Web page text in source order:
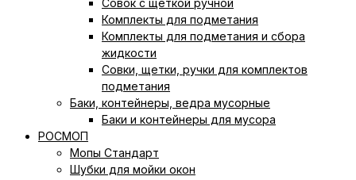
Комплекты для подметания
Комплекты для подметания и сбора
жидкости
Совки, щетки, ручки для комплектов
подметания
Баки, контейнеры, ведра мусорные
Баки и контейнеры для мусора
РОСМОП
Мопы Стандарт
Шубки для мойки окон